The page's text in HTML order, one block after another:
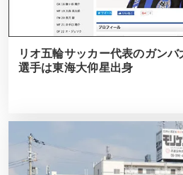
リオ五輪サッカー代表のガンバ
選手は東海大仰星出身